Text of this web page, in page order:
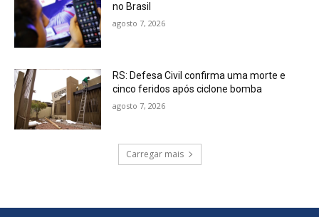
no Brasil
agosto 7, 2026
RS: Defesa Civil confirma uma morte e
cinco feridos após ciclone bomba
agosto 7, 2026
Carregar mais